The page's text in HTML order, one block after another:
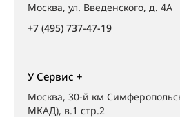
Москва, ул. Введенского, д. 4А
+7 (495) 737-47-19
У Сервис +
Москва, 30-й км
МКАД), в.1 стр.2